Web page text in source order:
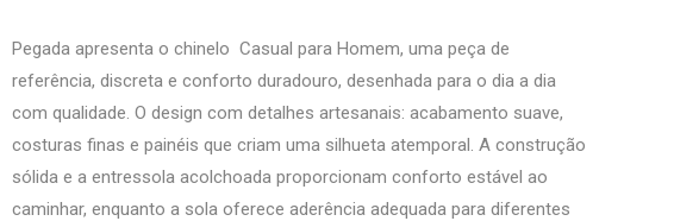
Pegada apresenta o chinelo Casual para Homem, uma peça de
referência, discreta e conforto duradouro, desenhada para o dia a dia
com qualidade. O design com detalhes artesanais: acabamento suave,
costuras finas e painéis que criam uma silhueta atemporal. A construção
sólida e a entressola acolchoada proporcionam conforto estável ao
caminhar, enquanto a sola oferece aderência adequada para diferentes